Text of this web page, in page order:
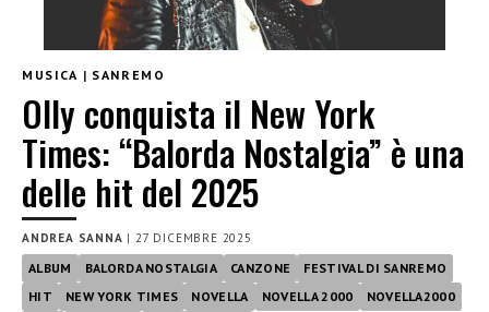
MUSICA | SANREMO
Olly conquista il New York
Times: “Balorda Nostalgia” è una
delle hit del 2025
ANDREA SANNA |27 DICEMBRE 2025
ALBUM BALORDA NOSTALGIA CANZONE
FESTIVAL DI SANREMO
HIT
NEW YORK TIMES NOVELLA NOVELLA 2000
NOVELLA2000